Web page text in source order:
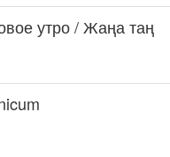
утро / Жаңа таң